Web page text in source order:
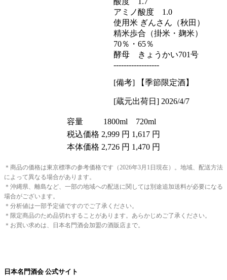
アミノ酸度 1.0
使用米 ぎんさん（秋田）
精米歩合（掛米・麹米）
70％・65％
酵母 きょうかい701号
------------------
[備考] 【季節限定酒】
[蔵元出荷日] 2026/4/7
容量 1800ml
720ml
税込価格 2,999 円 1,617 円
本体価格 2,726 円 1,470 円
＊商品の価格は東京標準の参考価格です（2026年3月1日現在）。地域、配送方法
によって異なる場合があります。
＊沖縄県、離島など、一部の地域への配送に関しては別途追加送料が必要になる
場合がございます。
＊分析値は一部予定値ですのでご了承ください。
＊限定商品のため品切れすることがあります。あらかじめご了承ください。
＊お買い求めは、日本名門酒会加盟の酒販店まで。
日本名門酒会 公式サイト